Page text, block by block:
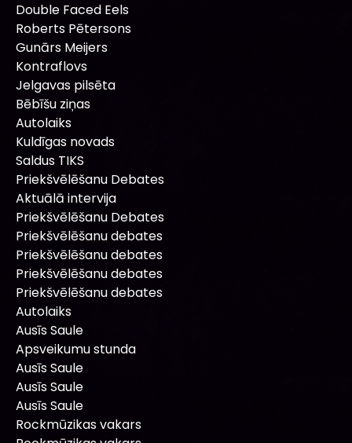
Double Faced Eels
Roberts Pētersons
Gunārs Meijers
Kontraflovs
Jelgavas pilsēta
Bēbīšu ziņas
Autolaiks
Kuldīgas novads
Saldus TIKS
Priekšvēlēšanu Debates
Aktuālā intervija
Priekšvēlēšanu Debates
Priekšvēlēšanu debates
Priekšvēlēšanu debates
Priekšvēlēšanu debates
Priekšvēlēšanu debates
Autolaiks
Ausīs Saule
Apsveikumu stunda
Ausīs Saule
Ausīs Saule
Ausīs Saule
Rockmūzikas vakars